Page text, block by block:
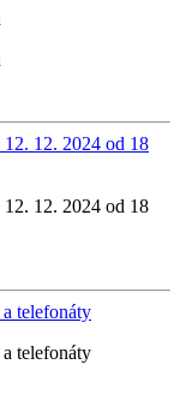
12. 12. 2024 od 18
12. 12. 2024 od 18
telefonáty
telefonáty